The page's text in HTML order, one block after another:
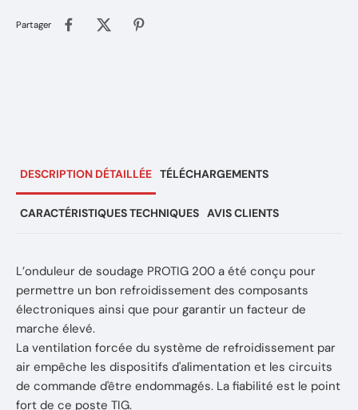
Partager
DESCRIPTION DÉTAILLÉE TÉLÉCHARGEMENTS
CARACTÉRISTIQUES TECHNIQUES AVIS CLIENTS
L’onduleur de soudage PROTIG 200 a été conçu pour
permettre un bon refroidissement des composants
électroniques ainsi que pour garantir un facteur de
marche élevé.
La ventilation forcée du système de refroidissement par
air empêche les dispositifs d'alimentation et les circuits
de commande d'être endommagés. La fiabilité est le point
fort de ce poste TIG.